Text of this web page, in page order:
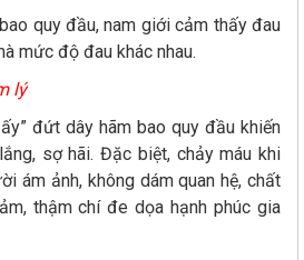
quy đầu, nam giới cảm thấy đau
mức độ đau khác nhau.
lý
đứt dây hãm bao quy đầu khiến
sợ hãi. Đặc biệt, chảy máu khi
ám ảnh, không dám quan hệ, chất
thậm chí đe dọa hạnh phúc gia